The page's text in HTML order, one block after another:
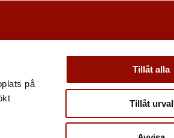
på
Tillåt alla
Tillåt urval